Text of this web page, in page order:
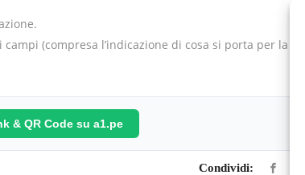
(compresa l’indicazione di cosa si porta per la
& QR Code su a1.pe
Condividi: